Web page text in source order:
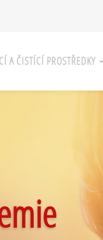
A ČISTÍCÍ PROSTŘEDKY